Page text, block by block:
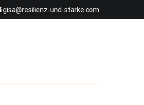
gisa@resilienz-und-stärke.com